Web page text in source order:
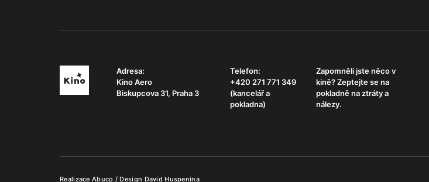
Adresa:
Kino Aero
Biskupcova 31, Praha 3
Telefon:
+420 271 771 349
(kancelář a
pokladna)
Zapomněli jste něco v
kině? Zeptejte se na
pokladně na ztráty a
nálezy.
Realizace Abuco / Design David Huspenina